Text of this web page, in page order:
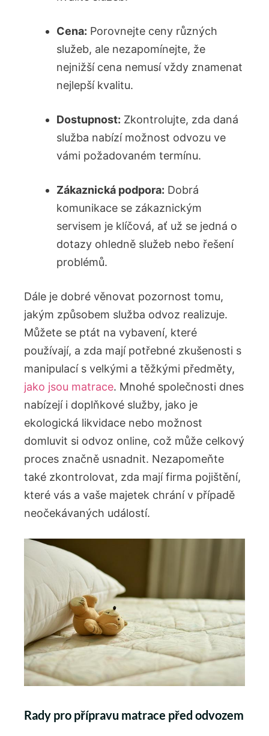
Cena: Porovnejte ceny různých
služeb, ale nezapomínejte,⁢ že
nejnižší cena‍ nemusí vždy‌ znamenat
nejlepší kvalitu.
Dostupnost: Zkontrolujte, zda ⁣daná
‌služba nabízí​ možnost odvozu ve
vámi požadovaném ⁢termínu.
Zákaznická ⁢podpora: Dobrá‍
komunikace se zákaznickým
⁣servisem je klíčová, ať už se jedná⁣ o
dotazy ohledně služeb nebo řešení
problémů.
Dále je dobré věnovat pozornost ⁢tomu,
jakým způsobem služba odvoz realizuje.
Můžete se⁤ ptát na vybavení,‌ které
používají, ⁣a ​zda‍ mají potřebné zkušenosti s‍
manipulací s velkými a ⁤těžkými předměty,
jako jsou matrace. Mnohé společnosti dnes
‌nabízejí i doplňkové služby,‌ jako je
ekologická likvidace nebo ⁤možnost
domluvit ​si odvoz online, což může celkový⁣
proces ⁣značně usnadnit. ⁣Nezapomeňte‌
také‍ zkontrolovat, zda mají firma ​pojištění,
které vás a ​vaše majetek chrání v případě
neočekávaných událostí.
Rady pro přípravu matrace před odvozem